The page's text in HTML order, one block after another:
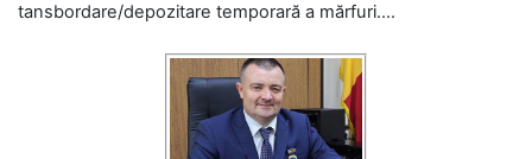
tansbordare/depozitare temporară a mărfuri....